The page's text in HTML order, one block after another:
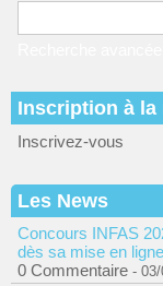
Inscription à la
Inscrivez-vous
Les News
Concours INFAS
dès sa mise en ligne
0 Commentaire -